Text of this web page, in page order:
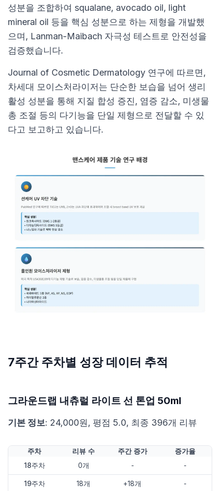
성분을 조합하여 squalane, avocado oil, light
mineral oil 등을 핵심 성분으로 하는 제형을 개발했
으며, Lanman-Maibach 자극성 테스트로 안전성을
검증했습니다.
Journal of Cosmetic Dermatology 연구에 따르면,
차세대 모이스처라이저는 단순한 보습을 넘어 생리
활성 성분을 통해 지질 합성 증진, 염증 감소, 미생물
총 조절 등의 다기능을 단일 제형으로 전달할 수 있
다고 보고하고 있습니다.
7주간 주차별 성장 데이터 추적
그라운드랩 내츄럴 라이트 선 톤업 50ml
기본 정보: 24,000원, 평점 5.0, 최종 396개 리뷰
주차 리뷰 수 주간 증가
증가율
18주차
0개 - -
19주차 18개 +18개 -